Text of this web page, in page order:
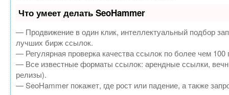
Что умеет делать SeoHammer
— Продвижение в один клик, интеллектуальный подбор
лучших бирж ссылок.
— Регулярная проверка качества ссылок по более чем
— Все известные форматы ссылок: арендные ссылки,
релизы).
— SeoHammer покажет, где рост или падение, а также